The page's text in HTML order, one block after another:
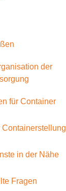
der
für Container
in der Nähe
Fragen